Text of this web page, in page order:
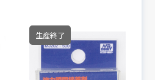
生産終了